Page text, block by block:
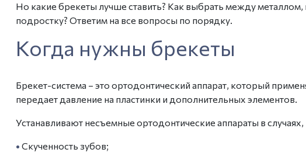
Но какие брекеты лучше ставить? Как выбрать между
подростку? Ответим на все вопросы по порядку.
Когда нужны брекеты
Брекет-система – это ортодонтический аппарат, который
передает давление на пластинки и дополнительных элементов.
Устанавливают несъемные ортодонтические аппараты в случаях,
• Скученность зубов;